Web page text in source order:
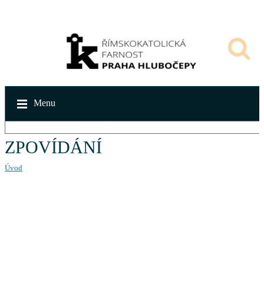
Menu
ZPOVÍDÁNÍ
Úvod